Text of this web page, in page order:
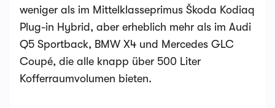
weniger als im Mittelklasseprimus Škoda Kodiaq
Plug-in Hybrid, aber erheblich mehr als im Audi
Q5 Sportback, BMW X4 und Mercedes GLC
Coupé, die alle knapp über 500 Liter
Kofferraumvolumen bieten.